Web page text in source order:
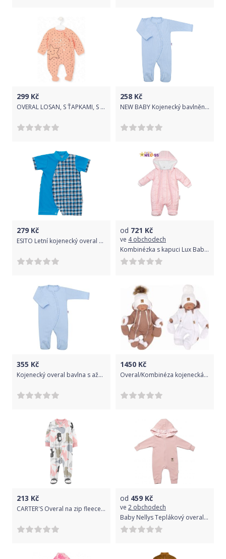
299 Kč
OVERAL LOSAN, S ŤAPKAMI, S HVĚZDIČKAMI, RŮŽOVÝ, BAVLNA Velikost: 74
258 Kč
NEW BABY Kojenecký bavlněný overal Sweetie modrý 100% bavlna 86 (12-18m)
279 Kč
ESITO Letní kojenecký overal Kostička vel. 56 - 68, Barva tyrkysová, Velikost 56
od 721 Kč
ve 4 obchodech
Kombinézka s kapuci Lux Baby Nellys ®prošívaná - sv. růžová, vel. 68
355 Kč
Kojenecký overal bavlna s ažurovým vzorem - SWEETIE modrý - vel.56
1450 Kč
Overal/Kombinéza kojenecká s rukavičkami - OBOUSTRANNÁ hnědo-bílá - vel.68
213 Kč
CARTER'S Overal na zip fleece Animals dívka NB /vel.56
od 459 Kč
ve 2 obchodech
Baby Nellys Teplákový overal s kapucí a volánkem, New Bunny - pudrová